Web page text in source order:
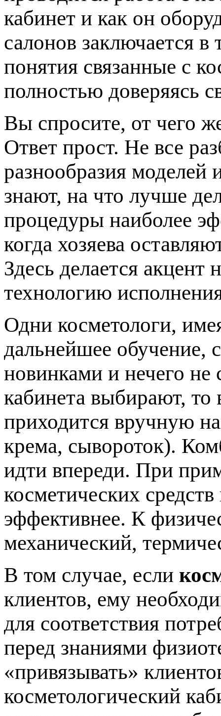
кабинет и как он
салонов заключается
понятия связанные с
полностью доверяясь
Вы спросите, от чего
Ответ прост. Не все
разнообразия моделей
знают, на что лучше
процедуры наиболее
когда хозяева
Здесь делается акцент
технологию
Одни косметологи,
дальнейшее обучение,
новинками и нечего
кабинета выбирают, то
приходится вручную
крема, сывороток).
идти впереди. При
косметических
эффективнее. К
механический,
В том случае, если
клиентов, ему
для соответствия
перед знаниями
«привязывать»
косметологический